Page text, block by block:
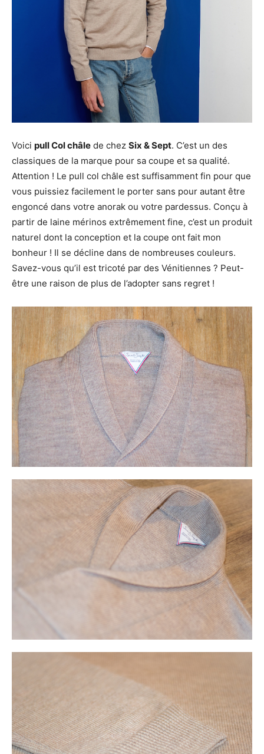
Voici pull Col châle de chez Six & Sept. C’est un des
classiques de la marque pour sa coupe et sa qualité.
Attention ! Le pull col châle est suffisamment fin pour que
vous puissiez facilement le porter sans pour autant être
engoncé dans votre anorak ou votre pardessus. Conçu à
partir de laine mérinos extrêmement fine, c’est un produit
naturel dont la conception et la coupe ont fait mon
bonheur ! Il se décline dans de nombreuses couleurs.
Savez-vous qu’il est tricoté par des Vénitiennes ? Peut-
être une raison de plus de l’adopter sans regret !